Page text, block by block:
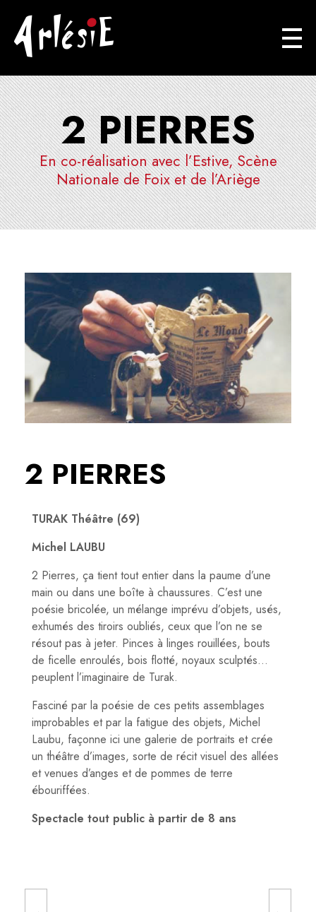
2 PIERRES
En co-réalisation avec l’Estive, Scène
Nationale de Foix et de l’Ariège
2 PIERRES
TURAK Théâtre (69)
Michel LAUBU
2 Pierres, ça tient tout entier dans la paume d’une
main ou dans une boîte à chaussures. C’est une
poésie bricolée, un mélange imprévu d’objets, usés,
exhumés des tiroirs oubliés, ceux que l’on ne se
résout pas à jeter. Pinces à linges rouillées, bouts
de ficelle enroulés, bois flotté, noyaux sculptés…
peuplent l’imaginaire de Turak.
Fasciné par la poésie de ces petits assemblages
improbables et par la fatigue des objets, Michel
Laubu, façonne ici une galerie de portraits et crée
un théâtre d’images, sorte de récit visuel des allées
et venues d’anges et de pommes de terre
ébouriffées.
Spectacle tout public à partir de 8 ans